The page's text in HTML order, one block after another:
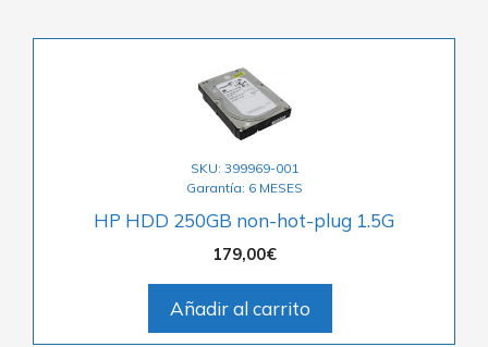
SKU: 399969-001
Garantía: 6 MESES
HP HDD 250GB non-hot-plug 1.5G
179,00€
Añadir al carrito